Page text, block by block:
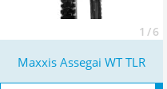
1 / 6
Maxxis Assegai WT TLR